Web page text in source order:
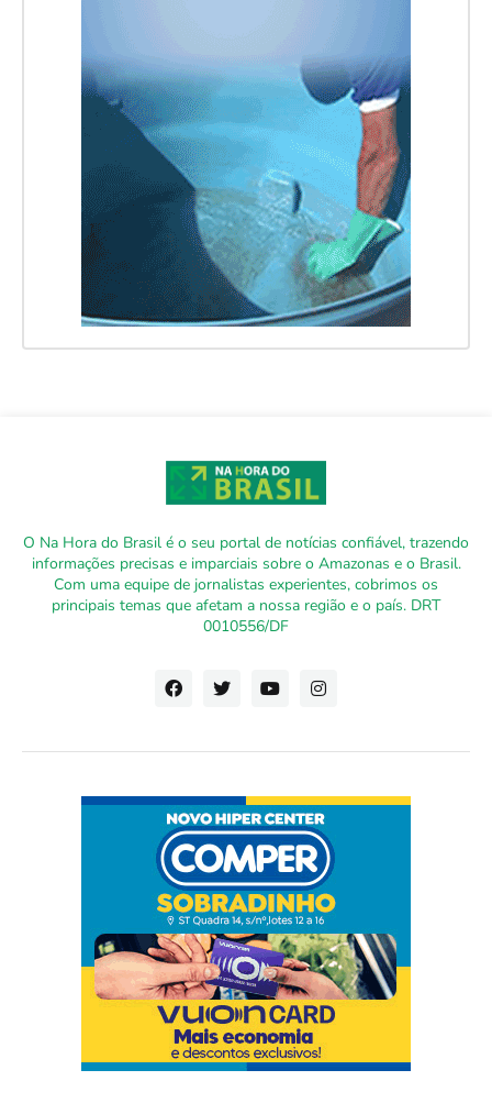
O Na Hora do Brasil é o seu portal de notícias confiável, trazendo
informações precisas e imparciais sobre o Amazonas e o Brasil.
Com uma equipe de jornalistas experientes, cobrimos os
principais temas que afetam a nossa região e o país. DRT
0010556/DF